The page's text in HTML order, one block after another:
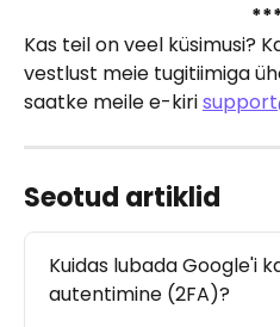
Kas teil on veel küsimusi?
vestlust meie tugitiimiga
saatke meile e-kiri
Seotud artiklid
Kuidas lubada Google'i
autentimine (2FA)?